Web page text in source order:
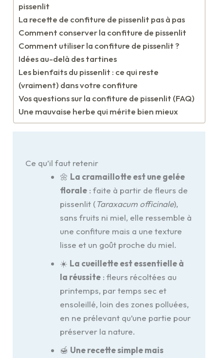
pissenlit
La recette de confiture de pissenlit pas à pas
Comment conserver la confiture de pissenlit
Comment utiliser la confiture de pissenlit ?
Idées au-delà des tartines
Les bienfaits du pissenlit : ce qui reste
(vraiment) dans votre confiture
Vos questions sur la confiture de pissenlit (FAQ)
Une mauvaise herbe qui mérite bien mieux
Ce qu’il faut retenir
🌼 La cramaillotte est une gelée
florale: faite à partir de fleurs de
pissenlit (Taraxacum officinale),
sans fruits ni miel, elle ressemble à
une confiture mais a une texture
lisse et un goût proche du miel.
☀️ La cueillette est essentielle à
la réussite: fleurs récoltées au
printemps, par temps sec et
ensoleillé, loin des zones polluées,
en ne prélevant qu’une partie pour
préserver la nature.
🍯 Une recette simple mais